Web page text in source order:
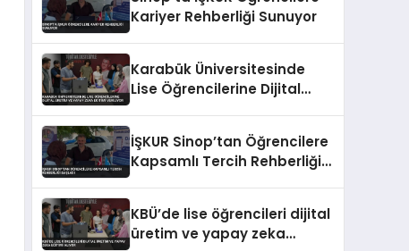
Kariyer Rehberliği Sunuyor
Karabük Üniversitesinde
Lise Öğrencilerine Dijital
İŞKUR Sinop’tan Öğrencilere
Kapsamlı Tercih Rehberliği
KBÜ’de lise öğrencileri dijital
üretim ve yapay zeka